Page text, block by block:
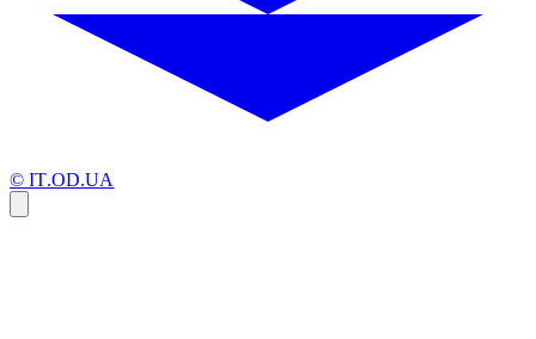
© IT.OD.UA